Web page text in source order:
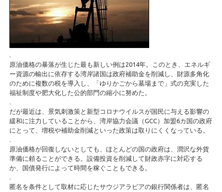
.
原油価格の暴落が生じた最も新しい例は2014年。このとき、エネルギ
ー資源の輸出に依存する湾岸諸国は政府補助金を削減し、財源多角化
のために複数の税を導入し、「ゆりかごから墓場まで」式の充実した
福祉制度や肥大化した公的部門の縮小に努めた。
.
だが最近は、景気刺激策と新型コロナウイルスが国民に与える影響の
緩和に注力していることから、湾岸協力会議（GCC）加盟6カ国の政府
にとって、増税や補助金削減といった政策は取りにくくなっている。
.
原油価格が回復しないとしても、ほとんどの国の政府は、潤沢な外貨
準備に頼ることができる。設備投資を削減して財政赤字に対応する
か、国債発行によって時間を稼ぐこともできる。
.
匿名を条件として取材に応じたサウジアラビアの銀行関係者は、匿名